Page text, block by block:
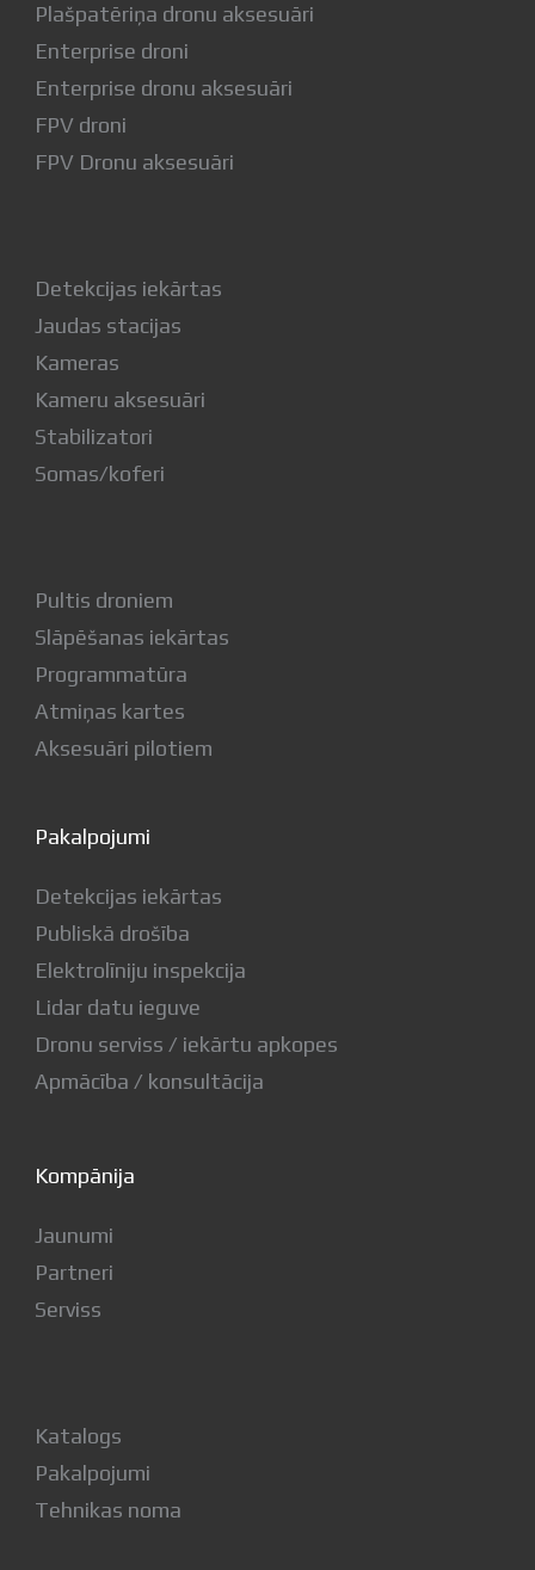
Plašpatēriņa dronu aksesuāri
Enterprise droni
Enterprise dronu aksesuāri
FPV droni
FPV Dronu aksesuāri
Detekcijas iekārtas
Jaudas stacijas
Kameras
Kameru aksesuāri
Stabilizatori
Somas/koferi
Pultis droniem
Slāpēšanas iekārtas
Programmatūra
Atmiņas kartes
Aksesuāri pilotiem
Pakalpojumi
Detekcijas iekārtas
Publiskā drošība
Elektrolīniju inspekcija
Lidar datu ieguve
Dronu serviss / iekārtu apkopes
Apmācība / konsultācija
Kompānija
Jaunumi
Partneri
Serviss
Katalogs
Pakalpojumi
Tehnikas noma